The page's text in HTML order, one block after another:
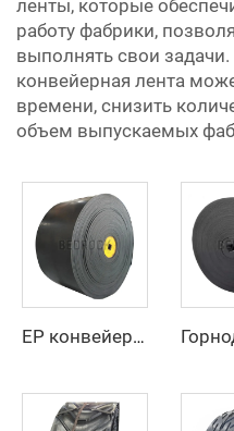
ленты, которые
работу фабрики,
выполнять свои
конвейерная лента
времени, снизить
объем выпускаемых
EP конвейерный ремень – тяжелый, износостойкий, термостойкий для промышленной транспортировки материалов